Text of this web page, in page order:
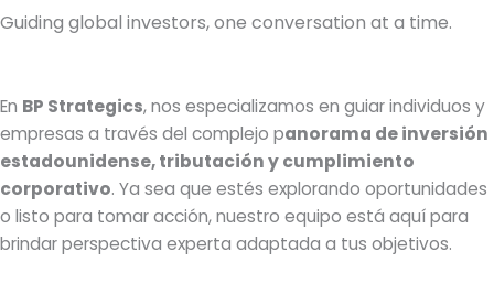
Guiding global investors, one conversation at a time.
En BP Strategics, nos especializamos en guiar individuos y
empresas a través del complejo panorama de inversión
estadounidense, tributación y cumplimiento
corporativo. Ya sea que estés explorando oportunidades
o listo para tomar acción, nuestro equipo está aquí para
brindar perspectiva experta adaptada a tus objetivos.